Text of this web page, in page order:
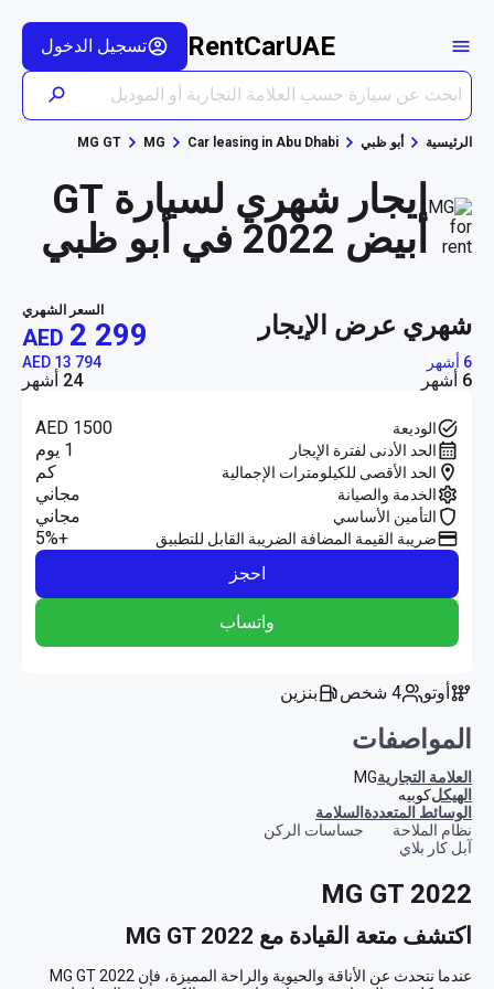
RentCarUAE تسجيل الدخول
الرئيسية أبو ظبي Car leasing in Abu Dhabi
MG
MG GT
إيجار شهري لسيارة GT
أبيض 2022 في أبو ظبي
شهري عرض الإيجار السعر الشهري
AED 2 299
6 أشهر AED 13 794
6 أشهر 24 أشهر
الوديعة AED 1500
الحد الأدنى لفترة الإيجار 1 يوم
الحد الأقصى للكيلومترات الإجمالية كم
الخدمة والصيانة مجاني
التأمين الأساسي مجاني
ضريبة القيمة المضافة الضريبة القابل للتطبيق
+5%
احجز
واتساب
أوتو 4 شخص بنزين
المواصفات
العلامة التجاريةMG
الهيكلكوبيه
الوسائط المتعددة
نظام الملاحة
آبل كار بلاي
السلامة
حساسات الركن
MG GT 2022
اكتشف متعة القيادة مع MG GT 2022